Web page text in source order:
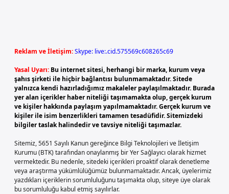
Reklam ve İletişim:Skype: live:.cid.575569c608265c69
Yasal Uyarı: Bu internet sitesi, herhangi bir marka, kurum veya
şahıs şirketi ile hiçbir bağlantısı bulunmamaktadır. Sitede
yalnızca kendi hazırladığımız makaleler paylaşılmaktadır. Burada
yer alan içerikler haber niteliği taşımamakta olup, gerçek kurum
ve kişiler hakkında paylaşım yapılmamaktadır. Gerçek kurum ve
kişiler ile isim benzerlikleri tamamen tesadüfidir. Sitemizdeki
bilgiler taslak halindedir ve tavsiye niteliği taşımazlar.
Sitemiz, 5651 Sayılı Kanun gereğince Bilgi Teknolojileri ve İletişim
Kurumu (BTK) tarafından onaylanmış bir Yer Sağlayıcı olarak hizmet
vermektedir. Bu nedenle, sitedeki içerikleri proaktif olarak denetleme
veya araştırma yükümlülüğümüz bulunmamaktadır. Ancak, üyelerimiz
yazdıkları içeriklerin sorumluluğunu taşımakta olup, siteye üye olarak
bu sorumluluğu kabul etmiş sayılırlar.